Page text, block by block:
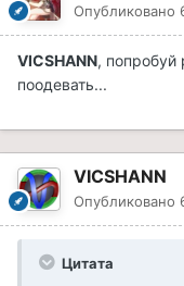
Опубликовано
VICSHANN,
поодевать...
VICSHANN
Опубликовано
Цитата